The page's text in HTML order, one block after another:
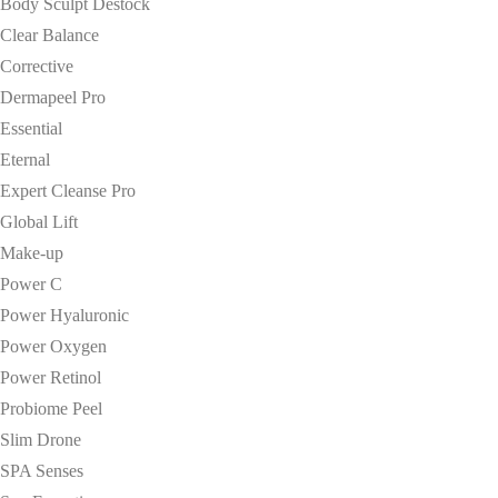
Body Sculpt Destock
Clear Balance
Corrective
Dermapeel Pro
Essential
Eternal
Expert Cleanse Pro
Global Lift
Make-up
Power C
Power Hyaluronic
Power Oxygen
Power Retinol
Probiome Peel
Slim Drone
SPA Senses